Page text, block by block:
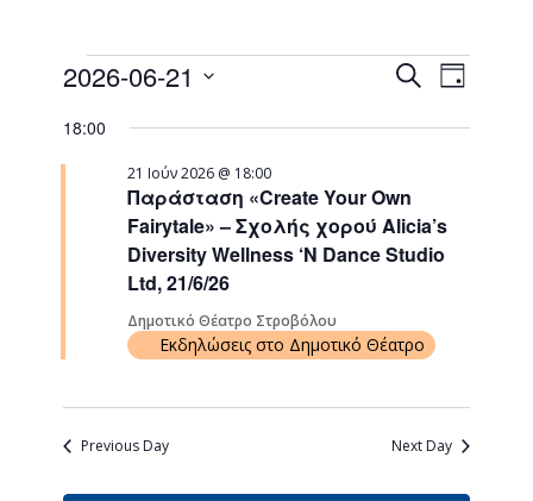
Events
Views
SearchEvent
Views
Day
2026-06-21
date.
18:00
Παράσταση «Create Your Own
Fairytale» – Σχολής χορού Alicia’s
Diversity Wellness ‘N Dance Studio
Ltd, 21/6/26
21 Ιούν 2026 @ 18:00
Δημοτικό Θέατρο Στροβόλου
Εκδηλώσεις στο Δημοτικό Θέατρο
Previous Day Next Day